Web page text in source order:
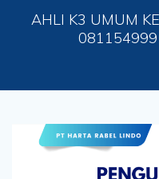
AHLI K3 UMUM